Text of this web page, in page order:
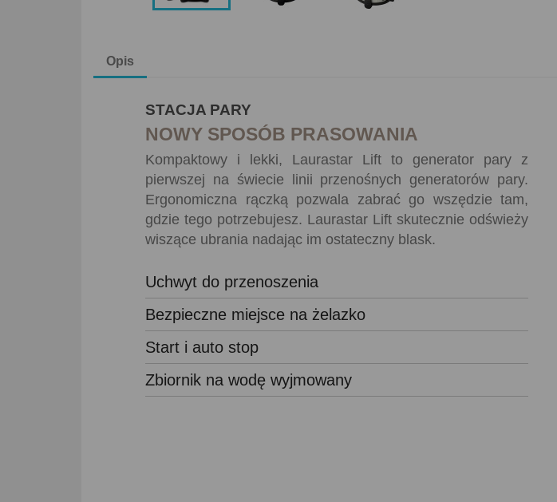
Opis
STACJA PARY
NOWY SPOSÓB PRASOWANIA
Kompaktowy i lekki, Laurastar Lift to generator pary z
pierwszej na świecie linii przenośnych generatorów pary.
Ergonomiczna rączką pozwala zabrać go wszędzie tam,
gdzie tego potrzebujesz. Laurastar Lift skutecznie odświeży
wiszące ubrania nadając im ostateczny blask.
Uchwyt do przenoszenia
Bezpieczne miejsce na żelazko
Start i auto stop
Zbiornik na wodę wyjmowany